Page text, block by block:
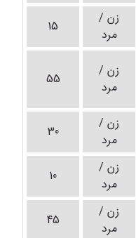
زن /
مرد
15
زن /
مرد
55
زن /
مرد
30
زن /
مرد
10
زن /
مرد
45